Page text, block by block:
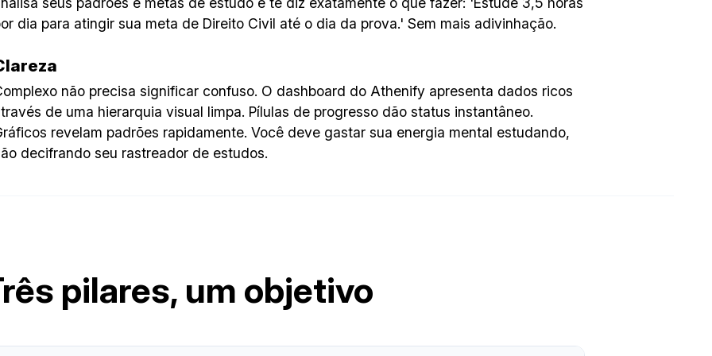
dia para atingir sua meta de Direito Civil até o dia da prova.' Sem mais adivinhação.
não precisa significar confuso. O dashboard do Athenify apresenta dados ricos
de uma hierarquia visual limpa. Pílulas de progresso dão status instantâneo.
revelam padrões rapidamente. Você deve gastar sua energia mental estudando,
decifrando seu rastreador de estudos.
pilares, um objetivo